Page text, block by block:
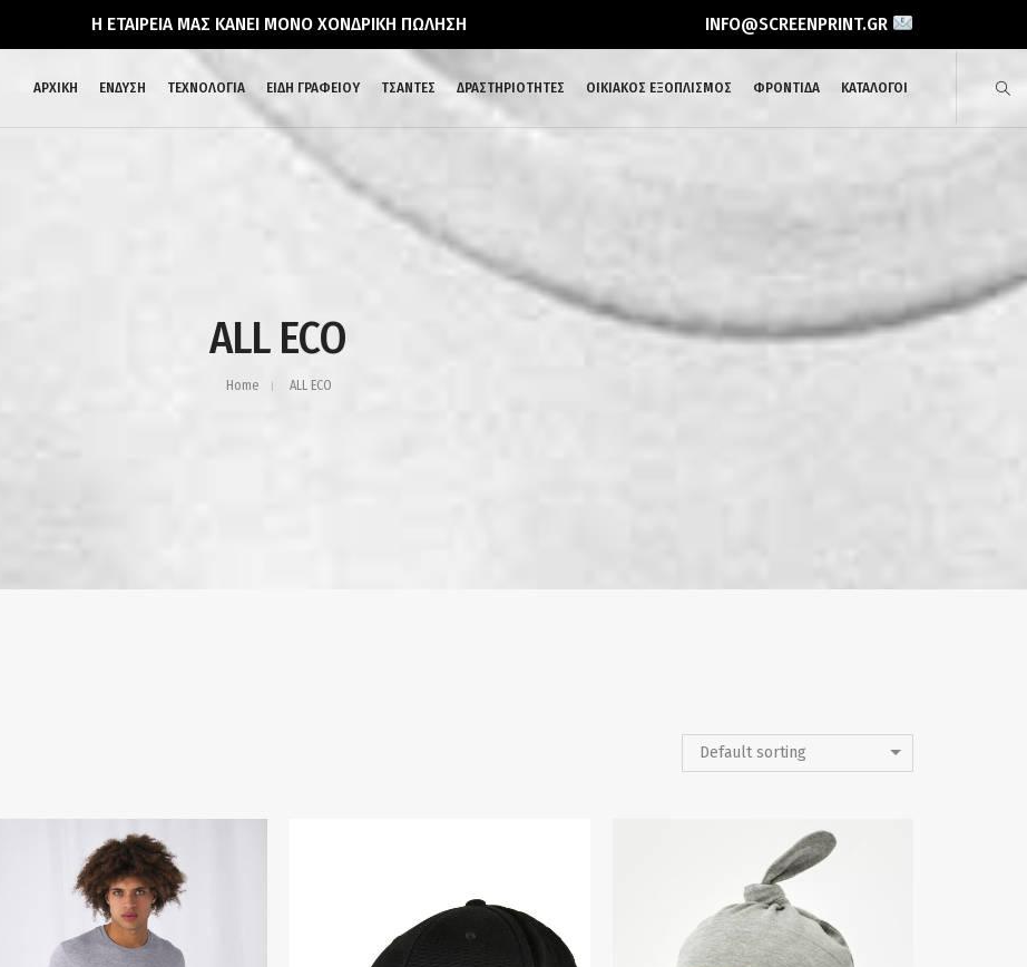
Η ΕΤΑΙΡΕΙΑ ΜΑΣ ΚΑΝΕΙ ΜΟΝΟ ΧΟΝΔΡΙΚΗ ΠΩΛΗΣΗ INFO@SCREENPRINT.GR
ΑΡΧΙΚΗ ΕΝΔΥΣΗ ΤΕΧΝΟΛΟΓΙΑ ΕΙΔΗ ΓΡΑΦΕΙΟΥ ΤΣΑΝΤΕΣ ΔΡΑΣΤΗΡΙΟΤΗΤΕΣ ΟΙΚΙΑΚΟΣ ΕΞΟΠΛΙΣΜΟΣ ΦΡΟΝΤΙΔΑ ΚΑΤΑΛΟΓΟΙ
ALL ECO
Home ALL ECO
Default sorting